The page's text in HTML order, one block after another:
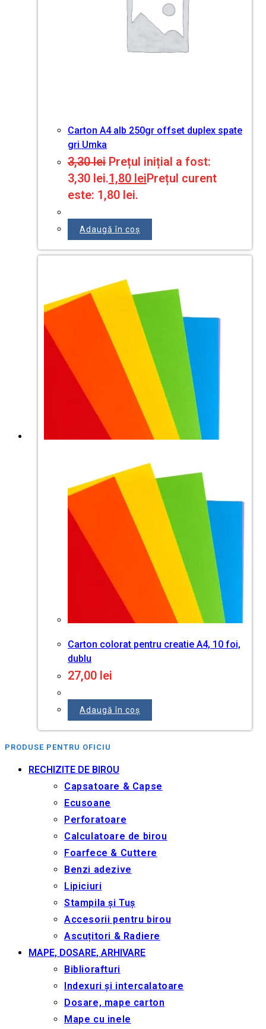
Carton A4 alb 250gr offset duplex spate
gri Umka
3,30lei Prețul inițial a fost:
3,30 lei.1,80 leiPrețul curent
este: 1,80 lei.
Adaugă în coș
Carton colorat pentru creatie A4, 10 foi,
dublu
27,00 lei
Adaugă în coș
PRODUSE PENTRU OFICIU
RECHIZITE DE BIROU
Capsatoare & Capse
Ecusoane
Perforatoare
Calculatoare de birou
Foarfece & Cuttere
Benzi adezive
Lipiciuri
Stampila și Tuș
Accesorii pentru birou
Ascuțitori & Radiere
MAPE, DOSARE, ARHIVARE
Bibliorafturi
Indexuri și intercalatoare
Dosare, mape carton
Mape cu inele